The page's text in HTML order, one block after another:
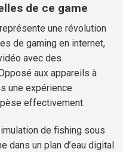
de ce game
représente une révolution
de gaming en internet,
avec des
aux appareils à
une expérience
effectivement.
de fishing sous
dans un plan d’eau digital